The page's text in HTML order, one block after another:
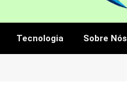
Tecnologia Sobre Nós